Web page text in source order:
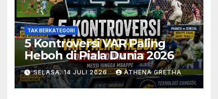
TAK BERKATEGORI
5 Kontroversi VAR Paling
Heboh di Piala Dunia 2026
SELASA. 14 JULI 2026 ATHENA GRETHA